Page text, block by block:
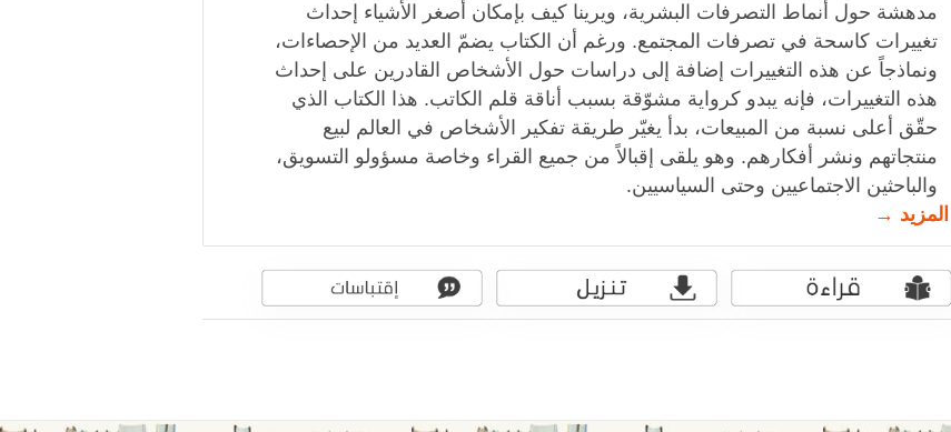
مدهشة حول أنماط التصرفات البشرية، ويرينا كيف بإمكان أصغر الأشياء إحداث
تغييرات كاسحة في تصرفات المجتمع. ورغم أن الكتاب يضمّ العديد من الإحصاءات،
ونماذجاً عن هذه التغييرات إضافة إلى دراسات حول الأشخاص القادرين على إحداث
هذه التغييرات، فإنه يبدو كرواية مشوّقة بسبب أناقة قلم الكاتب. هذا الكتاب الذي
حقّق أعلى نسبة من المبيعات، بدأ يغيّر طريقة تفكير الأشخاص في العالم لبيع
منتجاتهم ونشر أفكارهم. وهو يلقى إقبالاً من جميع القراء وخاصة مسؤولو التسويق،
والباحثين الاجتماعيين وحتى السياسيين.
المزيد →